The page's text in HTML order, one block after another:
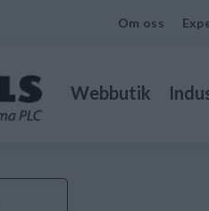
Om oss
Webbutik